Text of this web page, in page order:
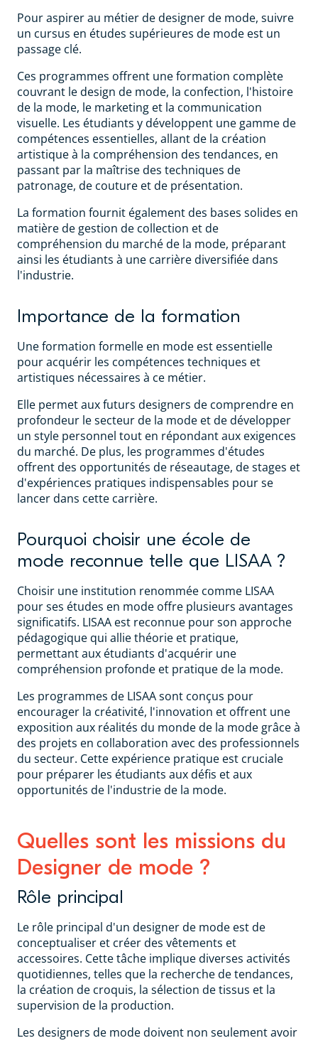
Pour aspirer au métier de designer de mode, suivre
un cursus en études supérieures de mode est un
passage clé.
Ces programmes offrent une formation complète
couvrant le design de mode, la confection, l'histoire
de la mode, le marketing et la communication
visuelle. Les étudiants y développent une gamme de
compétences essentielles, allant de la création
artistique à la compréhension des tendances, en
passant par la maîtrise des techniques de
patronage, de couture et de présentation.
La formation fournit également des bases solides en
matière de gestion de collection et de
compréhension du marché de la mode, préparant
ainsi les étudiants à une carrière diversifiée dans
l'industrie.
Importance de la formation
Une formation formelle en mode est essentielle
pour acquérir les compétences techniques et
artistiques nécessaires à ce métier.
Elle permet aux futurs designers de comprendre en
profondeur le secteur de la mode et de développer
un style personnel tout en répondant aux exigences
du marché. De plus, les programmes d'études
offrent des opportunités de réseautage, de stages et
d'expériences pratiques indispensables pour se
lancer dans cette carrière.
Pourquoi choisir une école de
mode reconnue telle que LISAA ?
Choisir une institution renommée comme LISAA
pour ses études en mode offre plusieurs avantages
significatifs. LISAA est reconnue pour son approche
pédagogique qui allie théorie et pratique,
permettant aux étudiants d'acquérir une
compréhension profonde et pratique de la mode.
Les programmes de LISAA sont conçus pour
encourager la créativité, l'innovation et offrent une
exposition aux réalités du monde de la mode grâce à
des projets en collaboration avec des professionnels
du secteur. Cette expérience pratique est cruciale
pour préparer les étudiants aux défis et aux
opportunités de l'industrie de la mode.
Quelles sont les missions du
Designer de mode ?
Rôle principal
Le rôle principal d'un designer de mode est de
conceptualiser et créer des vêtements et
accessoires. Cette tâche implique diverses activités
quotidiennes, telles que la recherche de tendances,
la création de croquis, la sélection de tissus et la
supervision de la production.
Les designers de mode doivent non seulement avoir